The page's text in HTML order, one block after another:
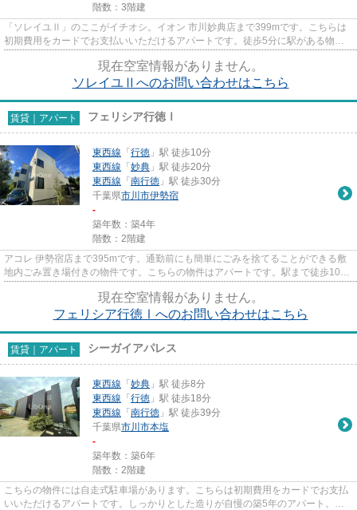
階数：3階建
「ソレイユⅡ」のここがイチオシ。イオン 市川妙典店まで399mです。こちらは
初期費用をカードでお支払いいただけるアパートです。徒歩5分に駅がある物件
現在空室情報がありません。
ソレイユⅡへのお問い合わせはこちら
賃貸｜アパート フェリシア行徳Ⅰ
東西線 「 行徳 」駅 徒歩10分
東西線 「 妙典 」駅 徒歩20分
東西線 「 南行徳 」駅 徒歩30分
千葉県市川市伊勢宿
-
築年数：築4年
階数：2階建
アコレ 伊勢宿店まで395mです。通勤前にも簡単にごみを捨てることができる敷
地内ごみ置き場付きの物件です。こちらの物件はアパートです。駅まで徒歩10分
現在空室情報がありません。
フェリシア行徳Ⅰへのお問い合わせはこちら
賃貸｜アパート シーガイアパレス
東西線 「 妙典 」駅 徒歩8分
東西線 「 行徳 」駅 徒歩18分
東西線 「 南行徳 」駅 徒歩39分
千葉県市川市本塩
-
築年数：築6年
階数：2階建
こちらの物件には自走式駐車場があります。こちらは初期費用をカードでお支払
いいただけるアパートです。しっかりとした造りが自慢の築5年のアパート。お